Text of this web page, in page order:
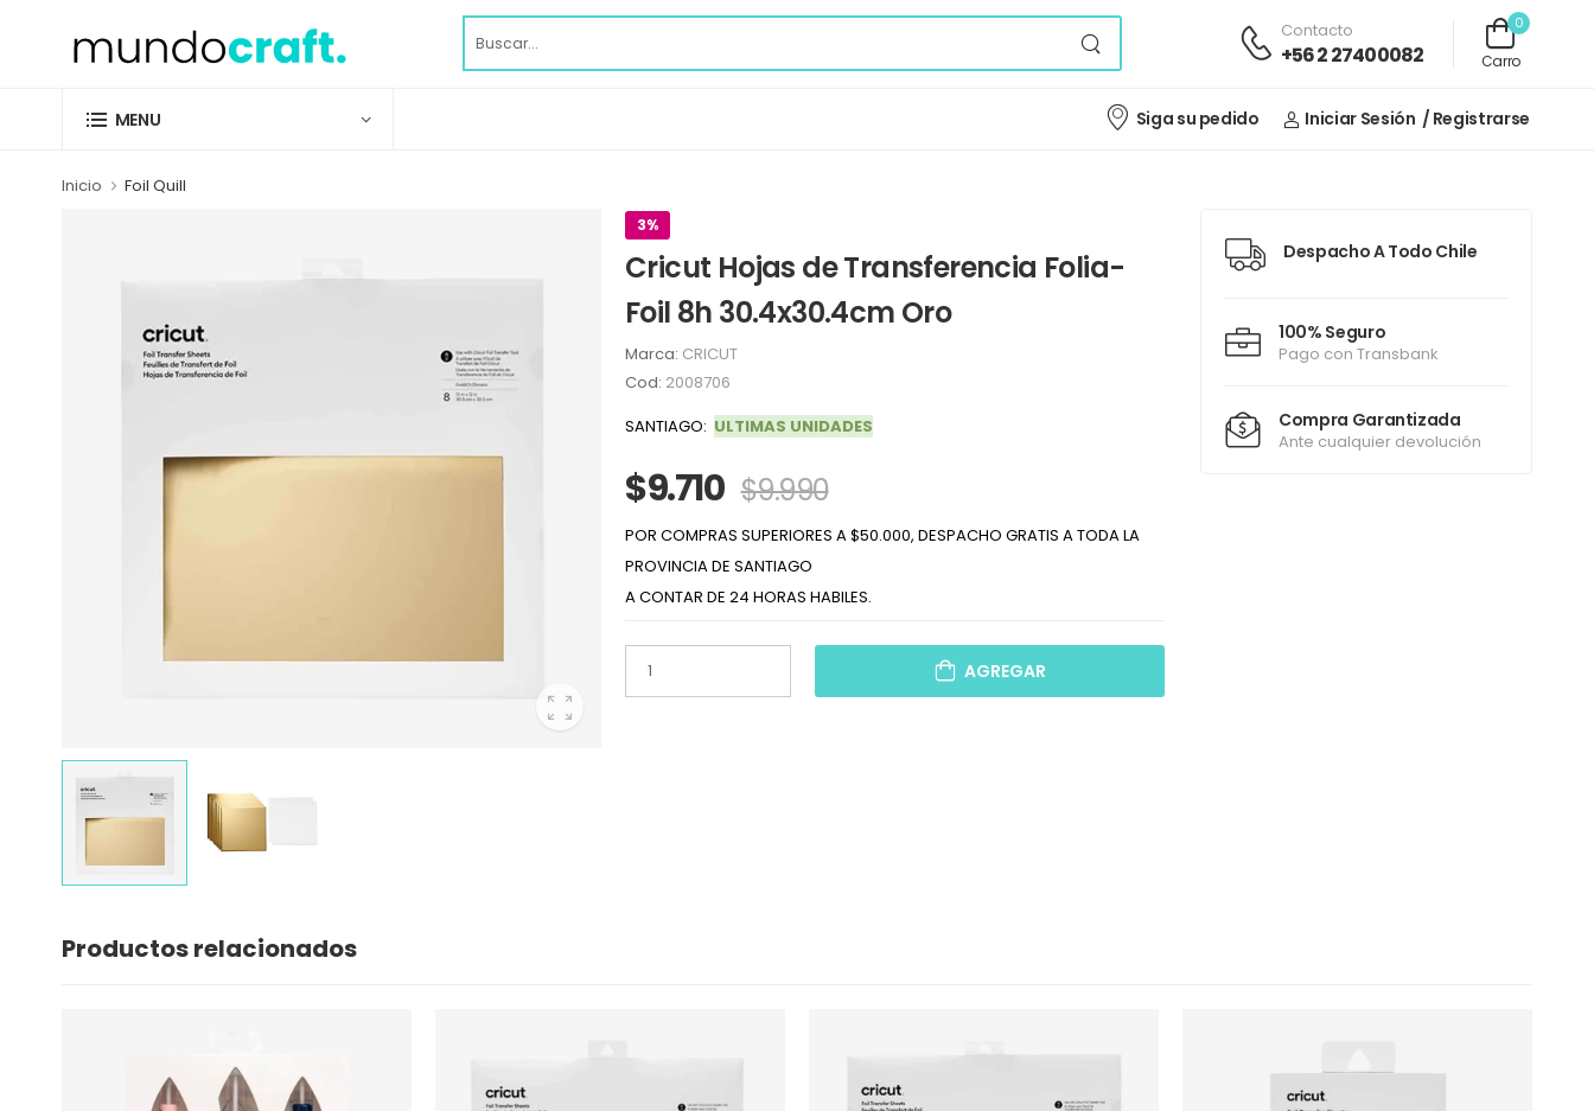
Contacto
+56 2 27400082
0
Carro
MENU Siga su pedido Iniciar Sesión / Registrarse
Inicio Foil Quill
3%
Cricut Hojas de Transferencia Folia-
Foil 8h 30.4x30.4cm Oro
Marca: CRICUT
Cod: 2008706
SANTIAGO: ULTIMAS UNIDADES
$9.710 $9.990
POR COMPRAS SUPERIORES A $50.000, DESPACHO GRATIS A TODA LA
PROVINCIA DE SANTIAGO
A CONTAR DE 24 HORAS HABILES.
AGREGAR
Despacho A Todo Chile
100% Seguro
Pago con Transbank
Compra Garantizada
Ante cualquier devolución
Productos relacionados